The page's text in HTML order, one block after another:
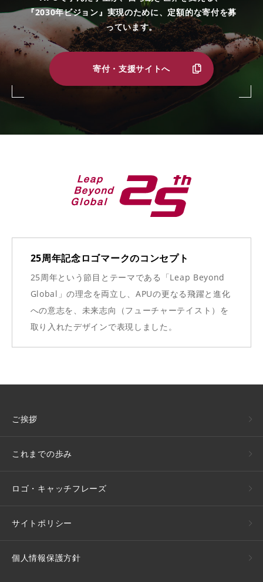
『2030年ビジョン』実現のために、定額的な寄付を募
っています。
寄付・支援サイトへ
25周年記念ロゴマークのコンセプト
25周年という節目とテーマである「Leap Beyond
Global」の理念を両立し、APUの更なる飛躍と進化
への意志を、未来志向（フューチャーテイスト）を
取り入れたデザインで表現しました。
ご挨拶
これまでの歩み
ロゴ・キャッチフレーズ
サイトポリシー
個人情報保護方針